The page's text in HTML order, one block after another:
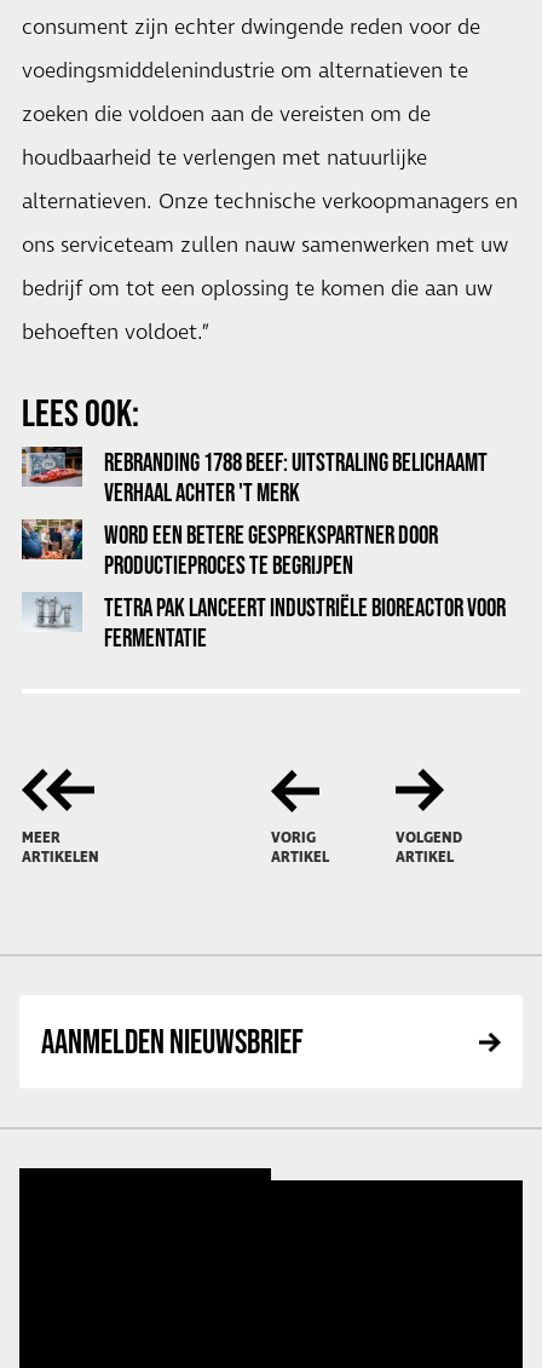
consument zijn echter dwingende reden voor de
voedingsmiddelenindustrie om alternatieven te
zoeken die voldoen aan de vereisten om de
houdbaarheid te verlengen met natuurlijke
alternatieven. Onze technische verkoopmanagers en
ons serviceteam zullen nauw samenwerken met uw
bedrijf om tot een oplossing te komen die aan uw
behoeften voldoet.”
LEES OOK:
REBRANDING 1788 BEEF: UITSTRALING BELICHAAMT
VERHAAL ACHTER 'T MERK
WORD EEN BETERE GESPREKSPARTNER DOOR
PRODUCTIEPROCES TE BEGRIJPEN
TETRA PAK LANCEERT INDUSTRIËLE BIOREACTOR VOOR
FERMENTATIE
MEER
ARTIKELEN
VORIG
ARTIKEL
VOLGEND
ARTIKEL
AANMELDEN NIEUWSBRIEF